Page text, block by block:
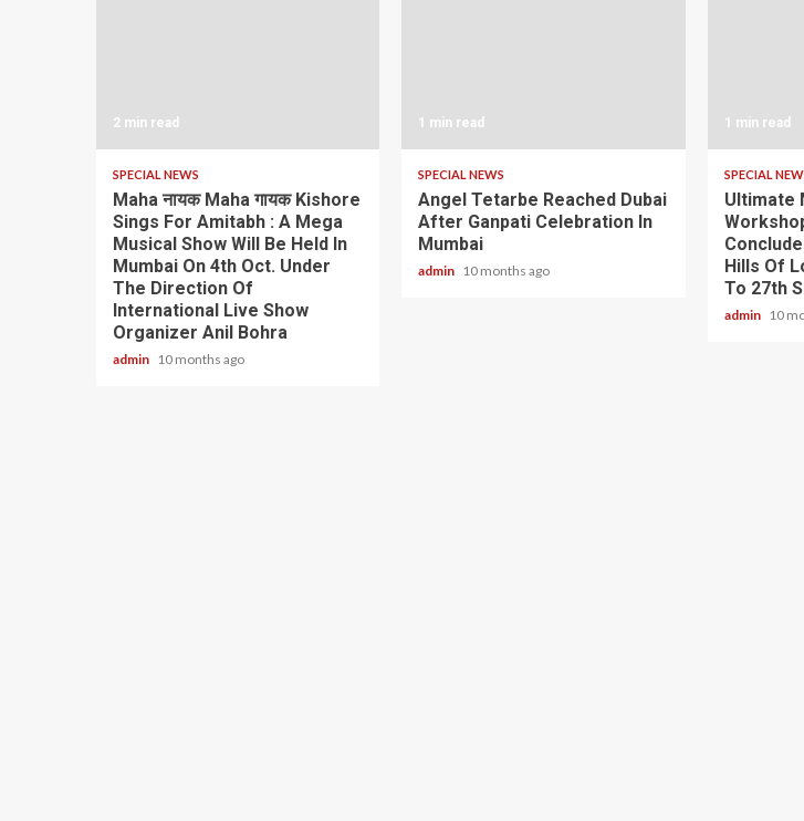
2 min read
SPECIAL NEWS
Maha नायक Maha गायक Kishore
Sings For Amitabh : A Mega
Musical Show Will Be Held In
Mumbai On 4th Oct. Under
The Direction Of
International Live Show
Organizer Anil Bohra
admin 10 months ago
1 min read
SPECIAL NEWS
Angel Tetarbe Reached Dubai
After Ganpati Celebration In
Mumbai
admin 10 months ago
1 min read
SPECIAL
Ultimate
Hills Of
To 27th
admin 10